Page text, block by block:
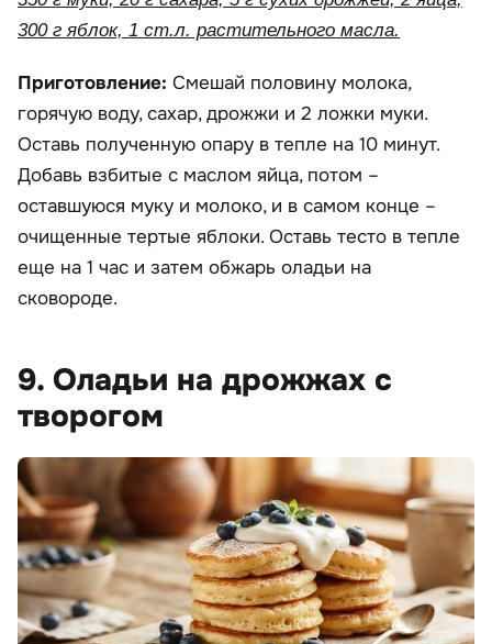
300 г яблок, 1 ст.л. растительного масла.
Приготовление: Смешай половину молока,
горячую воду, сахар, дрожжи и 2 ложки муки.
Оставь полученную опару в тепле на 10 минут.
Добавь взбитые с маслом яйца, потом –
оставшуюся муку и молоко, и в самом конце –
очищенные тертые яблоки. Оставь тесто в тепле
еще на 1 час и затем обжарь оладьи на
сковороде.
9. Оладьи на дрожжах с
творогом